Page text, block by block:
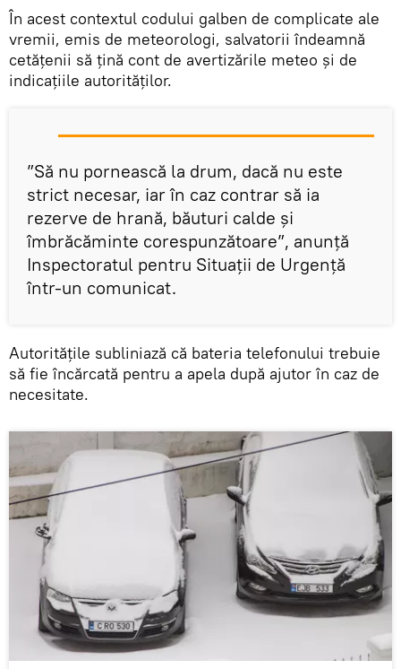
În acest contextul codului galben de complicate ale
vremii, emis de meteorologi, salvatorii îndeamnă
cetățenii să țină cont de avertizările meteo și de
indicațiile autorităților.
”Să nu pornească la drum, dacă nu este
strict necesar, iar în caz contrar să ia
rezerve de hrană, băuturi calde și
îmbrăcăminte corespunzătoare”, anunță
Inspectoratul pentru Situații de Urgență
într-un comunicat.
Autoritățile subliniază că bateria telefonului trebuie
să fie încărcată pentru a apela după ajutor în caz de
necesitate.